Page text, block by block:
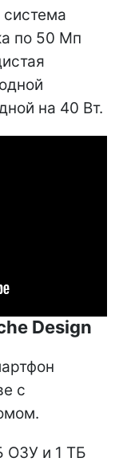
система
по 50 Мп
на 40 Вт.
Design
с
ОЗУ и 1 ТБ